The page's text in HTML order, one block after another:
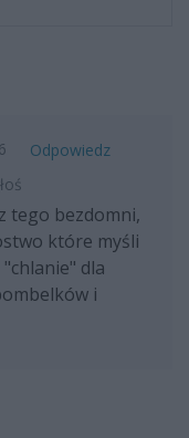
Odpowiedz
tego bezdomni,
które myśli
dla
i